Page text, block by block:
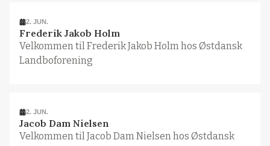
2. JUN.
Frederik Jakob Holm
Velkommen til Frederik Jakob Holm hos Østdansk
Landboforening
2. JUN.
Jacob Dam Nielsen
Velkommen til Jacob Dam Nielsen hos Østdansk